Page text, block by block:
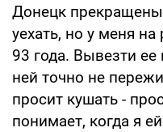
Донецк
уехать, но у меня
93 года. Вывезти
ней точно не
просит кушать -
понимает, когда я